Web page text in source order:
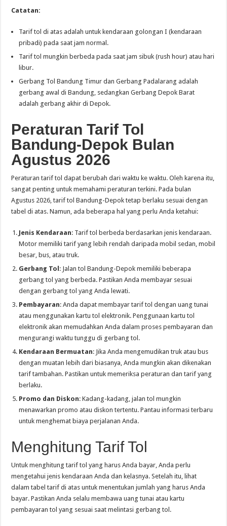
Catatan:
Tarif tol di atas adalah untuk kendaraan golongan I (kendaraan
pribadi) pada saat jam normal.
Tarif tol mungkin berbeda pada saat jam sibuk (rush hour) atau hari
libur.
Gerbang Tol Bandung Timur dan Gerbang Padalarang adalah
gerbang awal di Bandung, sedangkan Gerbang Depok Barat
adalah gerbang akhir di Depok.
Peraturan Tarif Tol
Bandung-Depok Bulan
Agustus 2026
Peraturan tarif tol dapat berubah dari waktu ke waktu. Oleh karena itu,
sangat penting untuk memahami peraturan terkini. Pada bulan
Agustus 2026, tarif tol Bandung-Depok tetap berlaku sesuai dengan
tabel di atas. Namun, ada beberapa hal yang perlu Anda ketahui:
Jenis Kendaraan: Tarif tol berbeda berdasarkan jenis kendaraan.
Motor memiliki tarif yang lebih rendah daripada mobil sedan, mobil
besar, bus, atau truk.
Gerbang Tol : Jalan tol Bandung-Depok memiliki beberapa
gerbang tol yang berbeda. Pastikan Anda membayar sesuai
dengan gerbang tol yang Anda lewati.
Pembayaran: Anda dapat membayar tarif tol dengan uang tunai
atau menggunakan kartu tol elektronik. Penggunaan kartu tol
elektronik akan memudahkan Anda dalam proses pembayaran dan
mengurangi waktu tunggu di gerbang tol.
Kendaraan Bermuatan: Jika Anda mengemudikan truk atau bus
dengan muatan lebih dari biasanya, Anda mungkin akan dikenakan
tarif tambahan. Pastikan untuk memeriksa peraturan dan tarif yang
berlaku.
Promo dan Diskon: Kadang-kadang, jalan tol mungkin
menawarkan promo atau diskon tertentu. Pantau informasi terbaru
untuk menghemat biaya perjalanan Anda.
Menghitung Tarif Tol
Untuk menghitung tarif tol yang harus Anda bayar, Anda perlu
mengetahui jenis kendaraan Anda dan kelasnya. Setelah itu, lihat
dalam tabel tarif di atas untuk menentukan jumlah yang harus Anda
bayar. Pastikan Anda selalu membawa uang tunai atau kartu
pembayaran tol yang sesuai saat melintasi gerbang tol.